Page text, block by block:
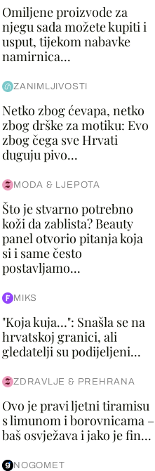
Omiljene proizvode za
njegu sada možete kupiti i
usput, tijekom nabavke
namirnica...
ZANIMLJIVOSTI
Netko zbog ćevapa, netko
zbog drške za motiku: Evo
zbog čega sve Hrvati
duguju pivo...
MODA & LJEPOTA
Što je stvarno potrebno
koži da zablista? Beauty
panel otvorio pitanja koja
si i same često
postavljamo...
MIKS
"Koja kuja…": Snašla se na
hrvatskoj granici, ali
gledatelji su podijeljeni...
ZDRAVLJE & PREHRANA
Ovo je pravi ljetni tiramisu
s limunom i borovnicama –
baš osvježava i jako je fin...
NOGOMET